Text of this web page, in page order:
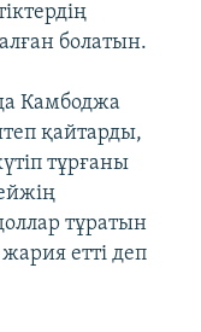
болатын.
Камбоджа
қайтарды,
тұрғаны
тұратын
етті деп